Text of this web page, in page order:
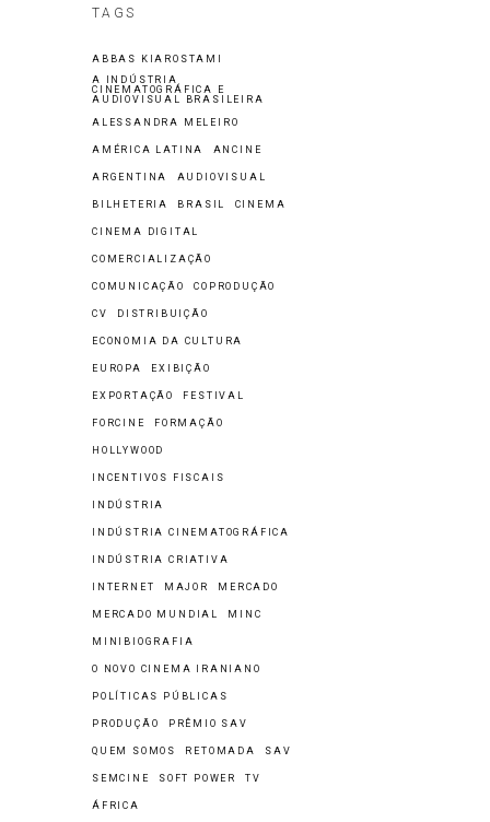
TAGS
ABBAS KIAROSTAMI
A INDÚSTRIA
CINEMATOGRÁFICA E
AUDIOVISUAL BRASILEIRA
ALESSANDRA MELEIRO
AMÉRICA LATINA ANCINE
ARGENTINA AUDIOVISUAL
BILHETERIA BRASIL CINEMA
CINEMA DIGITAL
COMERCIALIZAÇÃO
COMUNICAÇÃO COPRODUÇÃO
CV DISTRIBUIÇÃO
ECONOMIA DA CULTURA
EUROPA EXIBIÇÃO
EXPORTAÇÃO FESTIVAL
FORCINE FORMAÇÃO
HOLLYWOOD
INCENTIVOS FISCAIS
INDÚSTRIA
INDÚSTRIA CINEMATOGRÁFICA
INDÚSTRIA CRIATIVA
INTERNET MAJOR MERCADO
MERCADO MUNDIAL MINC
MINIBIOGRAFIA
O NOVO CINEMA IRANIANO
POLÍTICAS PÚBLICAS
PRODUÇÃO PRÊMIO SAV
QUEM SOMOS RETOMADA SAV
SEMCINE SOFT POWER TV
ÁFRICA